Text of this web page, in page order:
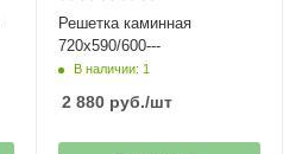
Решетка каминная
720х590/600---
В наличии: 1
2 880руб./шт